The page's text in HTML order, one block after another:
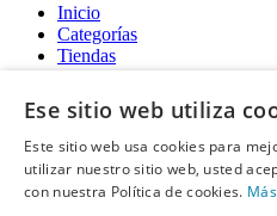
Inicio
Categorías
Tiendas
Gratis
Acerca de
Sobre nosotros
Contacto
Ese sitio web utiliza
Este sitio web usa cookies para
utilizar nuestro sitio web, usted
con nuestra Política de cookies.